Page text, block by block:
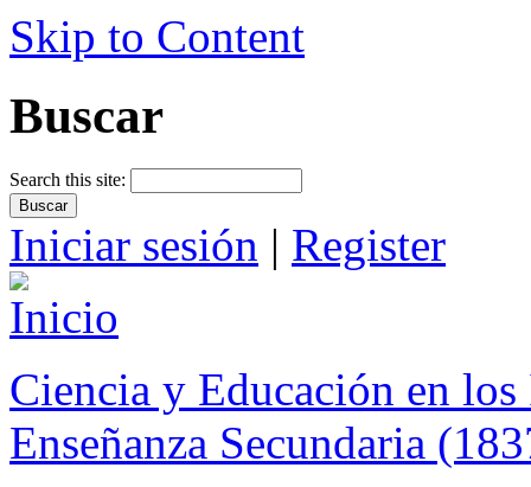
Skip to Content
Buscar
Search this site:
Iniciar sesión | Register
Ciencia y Educación en
Enseñanza Secundaria